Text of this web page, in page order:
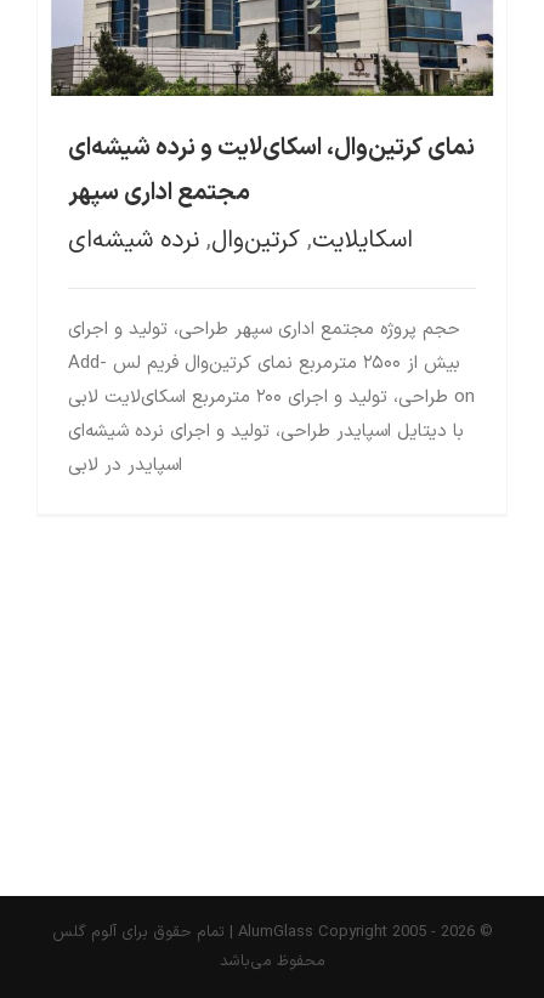
نمای کرتین‌وال، اسکای‌لایت و نرده شیشه‌ای
مجتمع اداری سپهر
اسکایلایت, کرتین‌وال, نرده شیشه‌ای
حجم پروژه مجتمع اداری سپهر طراحی، تولید و اجرای
بیش از ۲۵۰۰ مترمربع نمای کرتین‌وال فریم لس Add-
on طراحی، تولید و اجرای ۲۰۰ مترمربع اسکای‌لایت لابی
با دیتایل اسپایدر طراحی، تولید و اجرای نرده شیشه‌ای
اسپایدر در لابی
© AlumGlass Copyright 2005 -
2026 | تمام حقوق برای آلوم گلس
محفوظ می‌باشد